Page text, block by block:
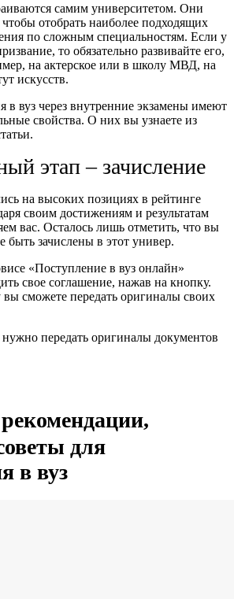
самим университетом. Они
чтобы отобрать наиболее подходящих
по сложным специальностям. Если у
то обязательно развивайте его,
на актерское или в школу МВД, на
искусств.
в вуз через внутренние экзамены имеют
свойства. О них вы узнаете из
этап – зачисление
на высоких позициях в рейтинге
своим достижениям и результатам
вас. Осталось лишь отметить, что вы
быть зачислены в этот универ.
«Поступление в вуз онлайн»
свое соглашение, нажав на кнопку.
сможете передать оригиналы своих
передать оригиналы документов
для
в вуз